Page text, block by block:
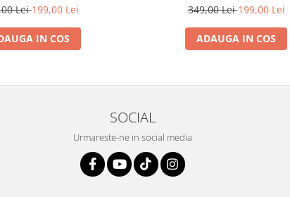
Lei199,00 Lei
IN COS
349,00 Lei199,00 Lei
ADAUGA IN COS
SOCIAL
Urmareste-ne in social media